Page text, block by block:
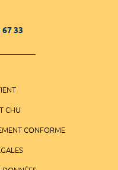
67 33
CHU
CONFORME